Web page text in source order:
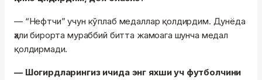
— “Нефтчи” учун кўплаб медаллар қолдирдим. Дунёда
ҳали бирорта мураббий битта жамоага шунча медал
қолдирмади.
— Шогирдларингиз ичида энг яхши уч футболчини